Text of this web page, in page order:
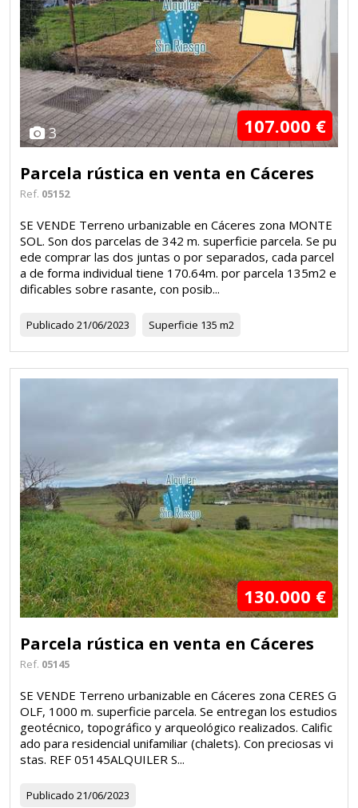
3 107.000 €
Parcela rústica en venta en Cáceres
Ref. 05152
SE VENDE Terreno urbanizable en Cáceres zona MONTE
SOL. Son dos parcelas de 342 m. superficie parcela. Se pu
ede comprar las dos juntas o por separados, cada parcel
a de forma individual tiene 170.64m. por parcela 135m2 e
dificables sobre rasante, con posib...
Publicado 21/06/2023 Superficie 135 m2
130.000 €
Parcela rústica en venta en Cáceres
Ref. 05145
SE VENDE Terreno urbanizable en Cáceres zona CERES G
OLF, 1000 m. superficie parcela. Se entregan los estudios
geotécnico, topográfico y arqueológico realizados. Calific
ado para residencial unifamiliar (chalets). Con preciosas vi
stas. REF 05145ALQUILER S...
Publicado 21/06/2023